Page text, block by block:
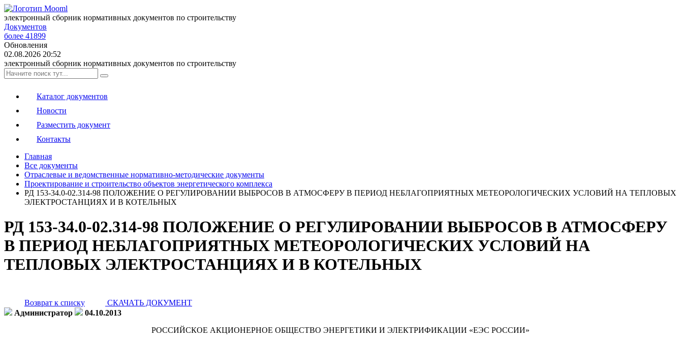
электронный сборник нормативных документов по строительству
Документов
более 41899
Обновления
02.08.2026 20:52
электронный сборник нормативных документов по строительству
Каталог документов
Новости
Разместить документ
Контакты
Главная
Все документы
Отраслевые и ведомственные нормативно-методические документы
Проектирование и строительство объектов энергетического комплекса
РД 153-34.0-02.314-98 ПОЛОЖЕНИЕ О РЕГУЛИРОВАНИИ ВЫБРОСОВ В АТМОСФЕРУ В ПЕРИОД НЕБЛАГОПРИЯТНЫХ МЕТЕОРОЛОГИЧЕСКИХ УСЛОВИЙ НА ТЕПЛОВЫХ
ЭЛЕКТРОСТАНЦИЯХ И В КОТЕЛЬНЫХ
РД 153-34.0-02.314-98 ПОЛОЖЕНИЕ О РЕГУЛИРОВАНИИ ВЫБРОСОВ В АТМОСФЕРУ
В ПЕРИОД НЕБЛАГОПРИЯТНЫХ МЕТЕОРОЛОГИЧЕСКИХ УСЛОВИЙ НА
ТЕПЛОВЫХ ЭЛЕКТРОСТАНЦИЯХ И В КОТЕЛЬНЫХ
Возврат к списку
СКАЧАТЬ ДОКУМЕНТ
Администратор
04.10.2013
РОССИЙСКОЕ АКЦИОНЕРНОЕ ОБЩЕСТВО ЭНЕРГЕТИКИ И ЭЛЕКТРИФИКАЦИИ «ЕЭС РОССИИ»